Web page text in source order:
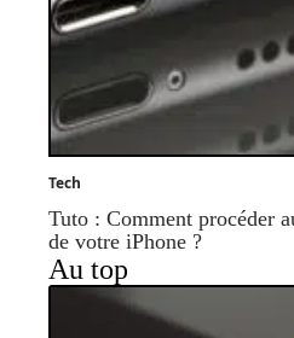
Tech
Tuto : Comment procéder
de votre iPhone ?
Au top